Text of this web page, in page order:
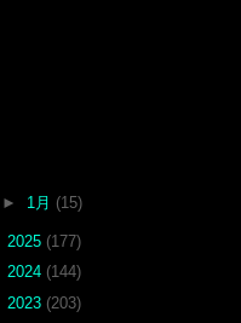
► 1月 (15)
2025 (177)
2024 (144)
2023 (203)